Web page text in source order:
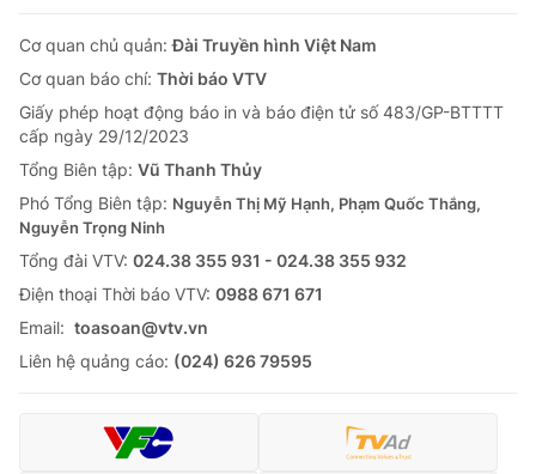
Theo dõi báo trên
Cơ quan chủ quản: Đài Truyền hình Việt Nam
Cơ quan báo chí:Thời báo VTV
Giấy phép hoạt động báo in và báo điện tử số 483/GP-BTTTT
cấp ngày 29/12/2023
Tổng Biên tập:Vũ Thanh Thủy
Phó Tổng Biên tập: Nguyễn Thị Mỹ Hạnh, Phạm Quốc Thắng,
Ðiện thoại Thời báo VTV:
Cơ quan chủ quản:Đài Truyền hình Việt Nam
Cơ quan báo chí: Thời báo VTV
Giấy phép hoạt động báo in và báo điện tử số 483/GP-BTTTT
cấp ngày 29/12/2023
Tổng Biên tập: Vũ Thanh Thủy
Phó Tổng Biên tập: Nguyễn Thị Mỹ Hạnh, Phạm Quốc Thắng,
Nguyễn Trọng Ninh
Tổng đài VTV: 024.38 355 931 - 024.38 355 932
Ðiện thoại Thời báo VTV: 0988 671 671
Email: toasoan@vtv.vn
Liên hệ quảng cáo: (024) 626 79595